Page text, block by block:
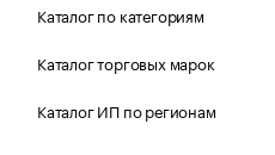
Каталог по категориям
Каталог торговых марок
Каталог ИП по регионам